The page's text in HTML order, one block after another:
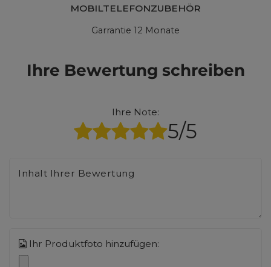
MOBILTELEFONZUBEHÖR
Garrantie 12 Monate
Ihre Bewertung schreiben
Ihre Note:
5/5
Inhalt Ihrer Bewertung
Ihr Produktfoto hinzufügen: